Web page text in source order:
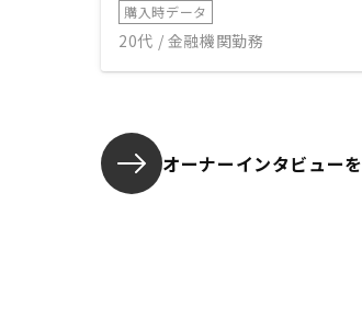
購入時データ
20代 / 金融機関勤務
オーナーインタビューを